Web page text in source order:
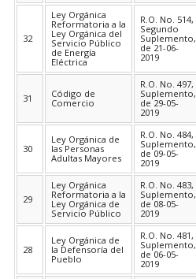
32
Ley Orgánica
Reformatoria a la
Ley Orgánica del
Servicio Público
de Energía
Eléctrica
R.O. No. 514,
Segundo
Suplemento,
de 21-06-
2019
31
Código de
Comercio
R.O. No. 497,
Suplemento,
de 29-05-
2019
30
Ley Orgánica de
las Personas
Adultas Mayores
R.O. No. 484,
Suplemento,
de 09-05-
2019
29
Ley Orgánica
Reformatoria a la
Ley Orgánica de
Servicio Público
R.O. No. 483,
Suplemento,
de 08-05-
2019
28
Ley Orgánica de
la Defensoría del
Pueblo
R.O. No. 481,
Suplemento,
de 06-05-
2019